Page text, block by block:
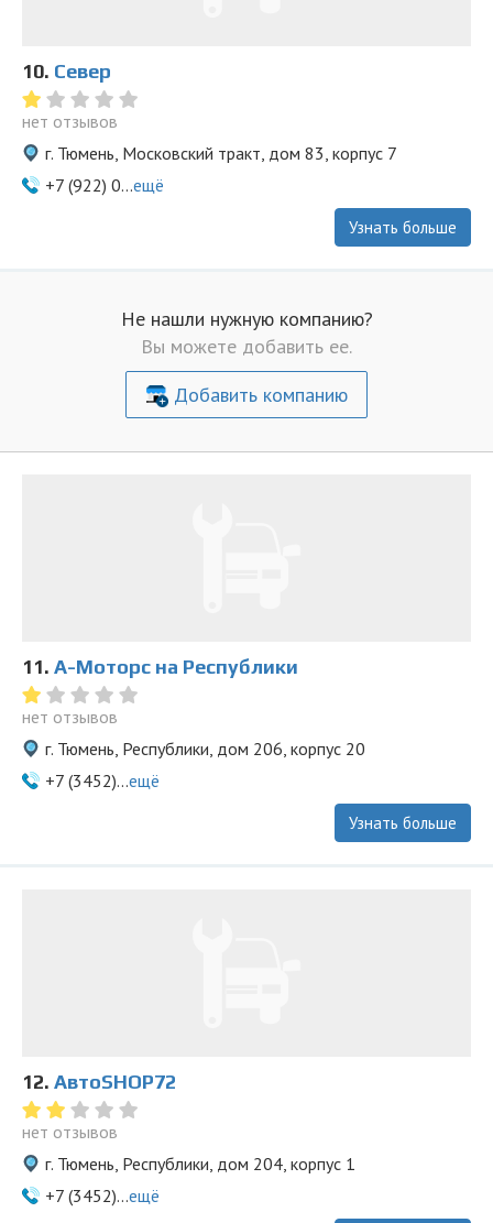
10. Север
нет отзывов
г. Тюмень, Московский тракт, дом 83, корпус 7
+7 (922) 0...ещё
Узнать больше
Не нашли нужную компанию?
Вы можете добавить ее.
Добавить компанию
11. А-Моторс на Республики
нет отзывов
г. Тюмень, Республики, дом 206, корпус 20
+7 (3452)...ещё
Узнать больше
12. АвтоSHOP72
нет отзывов
г. Тюмень, Республики, дом 204, корпус 1
+7 (3452)...ещё